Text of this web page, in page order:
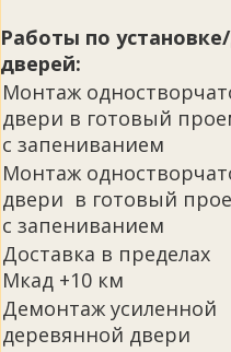
Работы по
дверей:
Монтаж
двери в готовый
с запениванием
Монтаж
двери в готовый
с запениванием
Доставка в пределах
Мкад +10 км
Демонтаж усиленной
деревянной двери